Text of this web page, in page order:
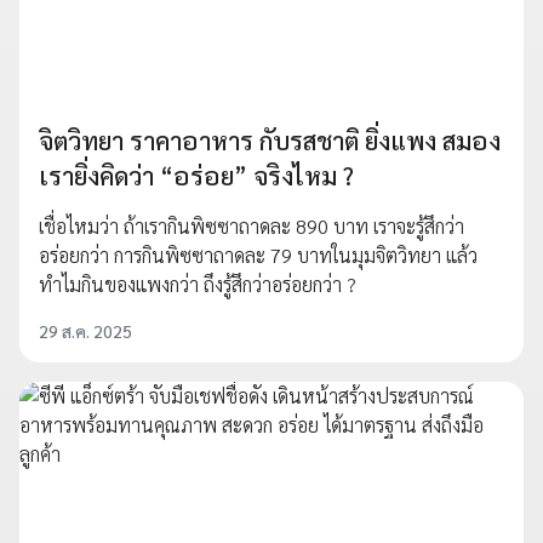
จิตวิทยา ราคาอาหาร กับรสชาติ ยิ่งแพง สมอง
เรายิ่งคิดว่า “อร่อย” จริงไหม ?
เชื่อไหมว่า ถ้าเรากินพิซซาถาดละ 890 บาท เราจะรู้สึกว่า
อร่อยกว่า การกินพิซซาถาดละ 79 บาทในมุมจิตวิทยา แล้ว
ทำไมกินของแพงกว่า ถึงรู้สึกว่าอร่อยกว่า ?
29 ส.ค. 2025